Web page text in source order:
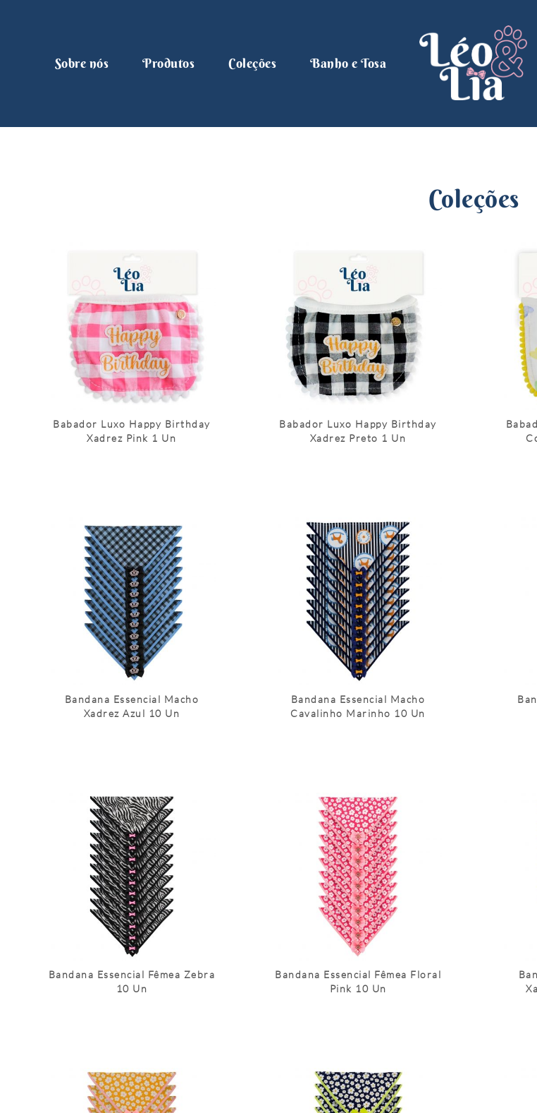
Sobre nós Produtos Coleções Banho e Tosa
Coleções
Babador Luxo Happy Birthday
Xadrez Pink 1 Un
Babador Luxo Happy Birthday
Xadrez Preto 1 Un
Bandana Essencial Macho
Xadrez Azul 10 Un
Bandana Essencial Macho
Cavalinho Marinho 10 Un
Bandana Essencial Fêmea Zebra
10 Un
Bandana Essencial Fêmea Floral
Pink 10 Un